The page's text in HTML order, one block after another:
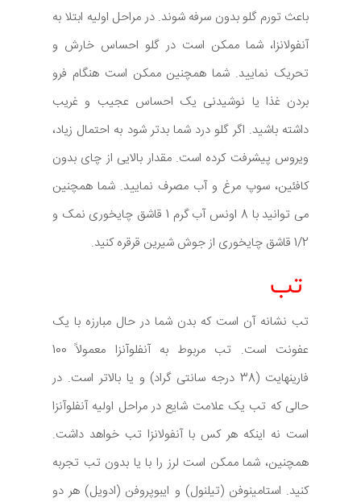
باعث تورم گلو بدون سرفه شوند. در مراحل اولیه ابتلا به
آنفولانزا، شما ممکن است در گلو احساس خارش و
تحریک نمایید. شما همچنین ممکن است هنگام فرو
بردن غذا یا نوشیدنی یک احساس عجیب و غریب
داشته باشید. اگر گلو درد شما بدتر شود به احتمال زیاد،
ویروس پیشرفت کرده است. مقدار بالایی از چای بدون
کافئین، سوپ مرغ و آب مصرف نمایید. شما همچنین
می توانید با 8 اونس آب گرم 1 قاشق چایخوری نمک و
1/2 قاشق چایخوری از جوش شیرین قرقره کنید.
تب
تب نشانه آن است که بدن شما در حال مبارزه با یک
عفونت است. تب مربوط به آنفلوآنزا معمولاً 100
فارینهایت (38 درجه سانتی گراد) و یا بالاتر است. در
حالی که تب یک علامت شایع در مراحل اولیه آنفلوآنزا
است نه اینکه هر کس با آنفولانزا تب خواهد داشت.
همچنین، شما ممکن است لرز را با یا بدون تب تجربه
کنید. استامینوفن (تیلنول) و ایبوپروفن (ادویل) هر دو